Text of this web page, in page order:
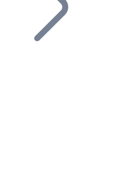
ecossistema.
revendedores e comercialize
projeto ao nosso serviço de